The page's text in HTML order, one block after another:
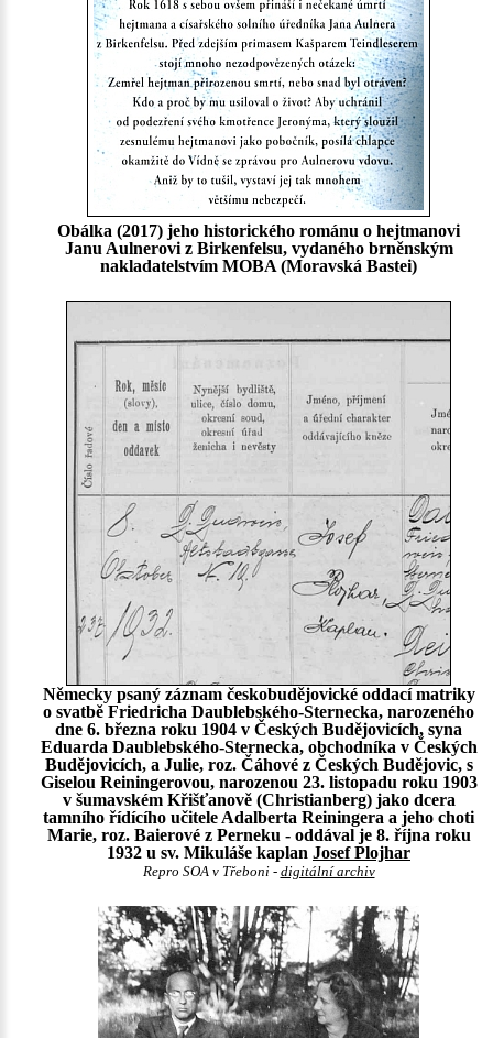
Obálka (2017) jeho historického románu o hejtmanovi
Janu Aulnerovi z Birkenfelsu, vydaného brněnským
nakladatelstvím MOBA (Moravská Bastei)
Německy psaný záznam českobudějovické oddací matriky
o svatbě Friedricha Daublebského-Sternecka, narozeného
dne 6. března roku 1904 v Českých Budějovicích, syna
Eduarda Daublebského-Sternecka, obchodníka v Českých
Budějovicích, a Julie, roz. Čáhové z Českých Budějovic, s
Giselou Reiningerovou, narozenou 23. listopadu roku 1903
v šumavském Křišťanově (Christianberg) jako dcera
tamního řídícího učitele Adalberta Reiningera a jeho choti
Marie, roz. Baierové z Perneku - oddával je 8. října roku
1932 u sv. Mikuláše kaplan Josef Plojhar
Repro SOA v Třeboni - digitální archiv